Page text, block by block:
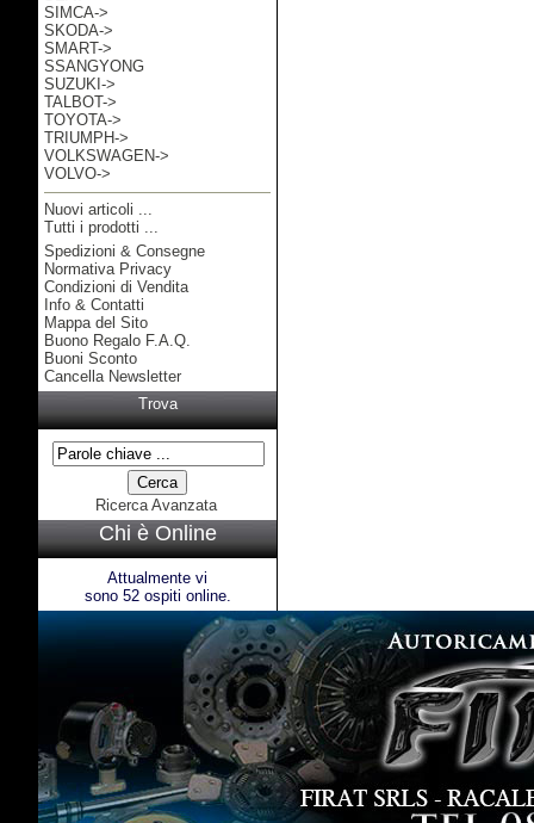
SIMCA->
SKODA->
SMART->
SSANGYONG
SUZUKI->
TALBOT->
TOYOTA->
TRIUMPH->
VOLKSWAGEN->
VOLVO->
Nuovi articoli ...
Tutti i prodotti ...
Informazioni
Spedizioni & Consegne
Normativa Privacy
Condizioni di Vendita
Info & Contatti
Mappa del Sito
Buono Regalo F.A.Q.
Buoni Sconto
Cancella Newsletter
Trova
Ricerca Avanzata
Chi è Online
Attualmente vi
sono 52 ospiti online.